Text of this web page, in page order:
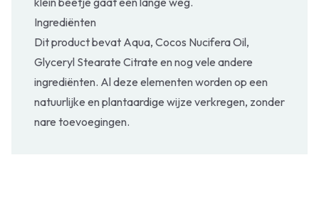
Ingrediënten
Dit product bevat Aqua, Cocos Nucifera Oil,
Glyceryl Stearate Citrate en nog vele andere
ingrediënten. Al deze elementen worden op een
natuurlijke en plantaardige wijze verkregen, zonder
nare toevoegingen.